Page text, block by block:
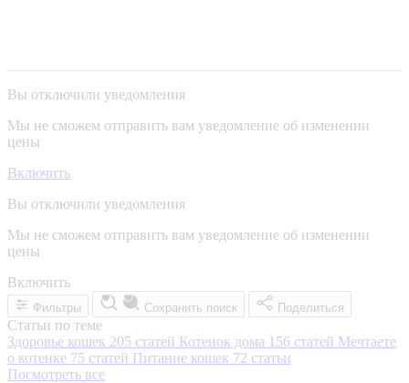
Вы отключили уведомления
Мы не сможем отправить вам уведомление об изменении
цены
Включить
Вы отключили уведомления
Мы не сможем отправить вам уведомление об изменении
цены
Включить
Фильтры Сохранить поиск Поделиться
Статьи по теме
Здоровье кошек 205 статей Котенок дома 156 статей Мечтаете
о котенке 75 статей Питание кошек 72 статьи
Посмотреть все